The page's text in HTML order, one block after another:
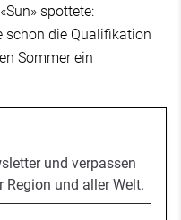
spottete:
schon die Qualifikation
Sommer ein
und verpassen
Region und aller Welt.